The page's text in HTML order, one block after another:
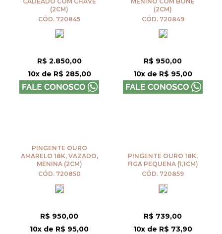
(2CM)
CÓD. 720845
R$ 2.850,00
10x de R$ 285,00
(2CM)
CÓD. 720849
R$ 950,00
10x de R$ 95,00
PINGENTE OURO
AMARELO 18K, VAZADO,
MENINA (2CM)
CÓD. 720850
R$ 950,00
10x de R$ 95,00
PINGENTE OURO 18K,
FIGA PEQUENA (1,1CM)
CÓD. 720859
R$ 739,00
10x de R$ 73,90